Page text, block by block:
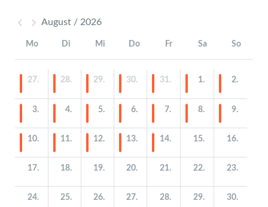
August / 2026
Mo Di Mi Do Fr Sa So
27. 28. 29. 30. 31. 1. 2.
3. 4. 5. 6. 7. 8. 9.
10. 11. 12. 13. 14. 15. 16.
17. 18. 19. 20. 21. 22. 23.
24. 25. 26. 27. 28. 29. 30.